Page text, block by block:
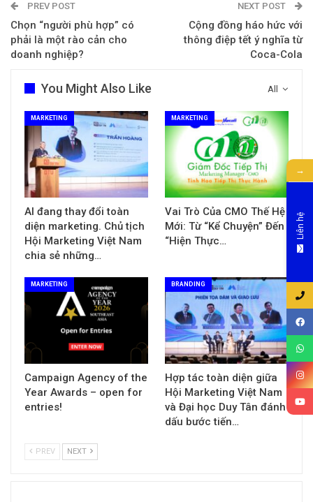
PREV POST
Chọn “người phù hợp” có
phải là một rào cản cho
doanh nghiệp?
NEXT POST
Cộng đồng háo hức với
thông điệp tết ý nghĩa từ
Coca-Cola
All
You Might Also Like
MARKETING
AI đang thay đổi toàn
diện marketing. Chủ tịch
Hội Marketing Việt Nam
chia sẻ những…
MARKETING
Vai Trò Của CMO Thế Hệ
Mới: Từ “Kể Chuyện” Đến
“Hiện Thực…
MARKETING
Campaign Agency of the
Year Awards – open for
entries!
BRANDING
Hợp tác toàn diện giữa
Hội Marketing Việt Nam
và Đại học Duy Tân đánh
dấu bước tiến…
PREV NEXT
→
Liên hệ